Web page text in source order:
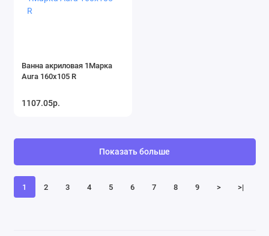
Ванна акриловая 1Марка
Aura 160x105 R
1107.05р.
1 2 3 4 5 6 7 8 9 > >|
Показать больше